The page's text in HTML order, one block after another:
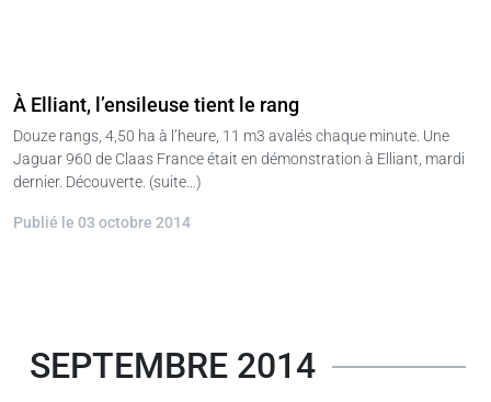
À Elliant, l’ensileuse tient le rang
Douze rangs, 4,50 ha à l’heure, 11 m3 avalés chaque minute. Une
Jaguar 960 de Claas France était en démonstration à Elliant, mardi
dernier. Découverte. (suite…)
Publié le 03 octobre 2014
SEPTEMBRE 2014